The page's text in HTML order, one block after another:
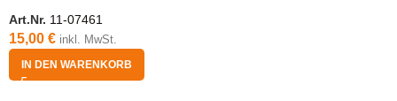
Art.Nr. 11-07461
15,00 € inkl. MwSt.
IN DEN WARENKORB